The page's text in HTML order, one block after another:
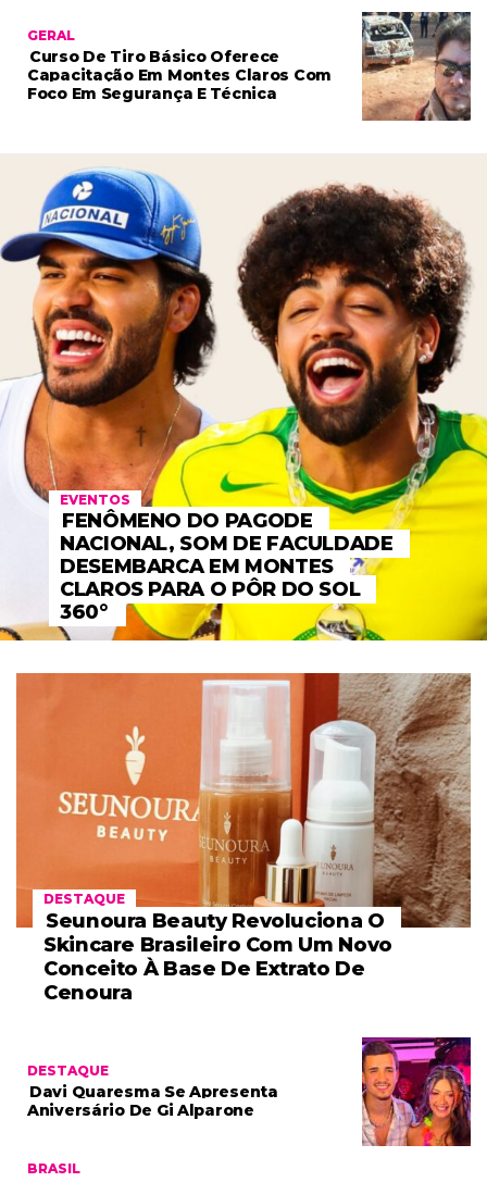
GERAL
Curso De Tiro Básico Oferece
Capacitação Em Montes Claros Com
Foco Em Segurança E Técnica
EVENTOS
FENÔMENO DO PAGODE
NACIONAL, SOM DE FACULDADE
DESEMBARCA EM MONTES
CLAROS PARA O PÔR DO SOL
360°
DESTAQUE
Seunoura Beauty Revoluciona O
Skincare Brasileiro Com Um Novo
Conceito À Base De Extrato De
Cenoura
DESTAQUE
Davi Quaresma Se Apresenta
Aniversário De Gi Alparone
BRASIL